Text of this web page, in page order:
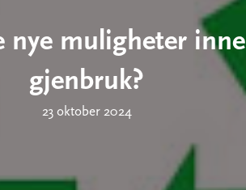
nye muligheter
gjenbruk?
23 oktober 2024